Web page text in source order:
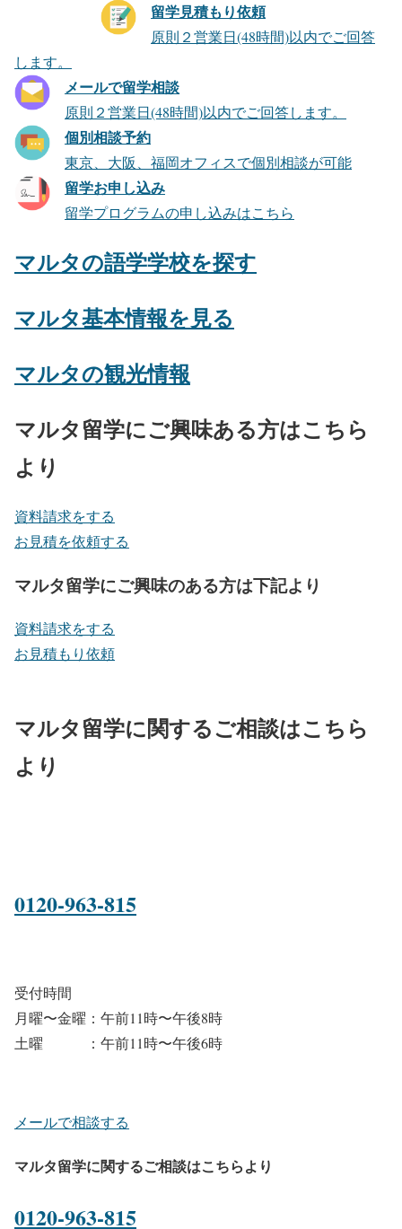
留学見積もり依頼
原則２営業日(48時間)以内でご回答
します。
メールで留学相談
原則２営業日(48時間)以内でご回答します。
個別相談予約
東京、大阪、福岡オフィスで個別相談が可能
留学お申し込み
留学プログラムの申し込みはこちら
マルタの語学学校を探す
マルタ基本情報を見る
マルタの観光情報
マルタ留学にご興味ある方はこちら
より
資料請求をする
お見積を依頼する
マルタ留学にご興味のある方は下記より
資料請求をする
お見積もり依頼
マルタ留学に関するご相談はこちら
より
0120-963-815
受付時間
月曜〜金曜：午前11時〜午後8時
土曜 ：午前11時〜午後6時
メールで相談する
マルタ留学に関するご相談はこちらより
0120-963-815